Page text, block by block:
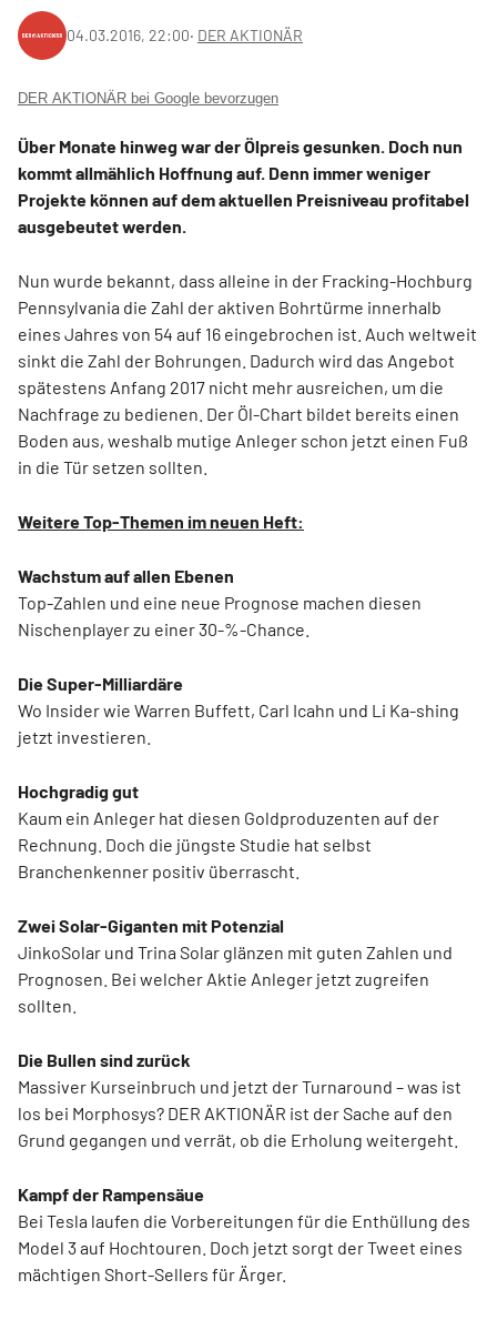
04.03.2016, 22:00‧ DER AKTIONÄR
DER AKTIONÄR bei Google bevorzugen
Über Monate hinweg war der Ölpreis gesunken. Doch nun
kommt allmählich Hoffnung auf. Denn immer weniger
Projekte können auf dem aktuellen Preisniveau profitabel
ausgebeutet werden.
Nun wurde bekannt, dass alleine in der Fracking-Hochburg
Pennsylvania die Zahl der aktiven Bohrtürme innerhalb
eines Jahres von 54 auf 16 eingebrochen ist. Auch weltweit
sinkt die Zahl der Bohrungen. Dadurch wird das Angebot
spätestens Anfang 2017 nicht mehr ausreichen, um die
Nachfrage zu bedienen. Der Öl-Chart bildet bereits einen
Boden aus, weshalb mutige Anleger schon jetzt einen Fuß
in die Tür setzen sollten.
Weitere Top-Themen im neuen Heft:
Wachstum auf allen Ebenen
Top-Zahlen und eine neue Prognose machen diesen
Nischenplayer zu einer 30-%-Chance.
Die Super-Milliardäre
Wo Insider wie Warren Buffett, Carl Icahn und Li Ka-shing
jetzt investieren.
Hochgradig gut
Kaum ein Anleger hat diesen Goldproduzenten auf der
Rechnung. Doch die jüngste Studie hat selbst
Branchenkenner positiv überrascht.
Zwei Solar-Giganten mit Potenzial
JinkoSolar und Trina Solar glänzen mit guten Zahlen und
Prognosen. Bei welcher Aktie Anleger jetzt zugreifen
sollten.
Die Bullen sind zurück
Massiver Kurseinbruch und jetzt der Turnaround – was ist
los bei Morphosys? DER AKTIONÄR ist der Sache auf den
Grund gegangen und verrät, ob die Erholung weitergeht.
Kampf der Rampensäue
Bei Tesla laufen die Vorbereitungen für die Enthüllung des
Model 3 auf Hochtouren. Doch jetzt sorgt der Tweet eines
mächtigen Short-Sellers für Ärger.